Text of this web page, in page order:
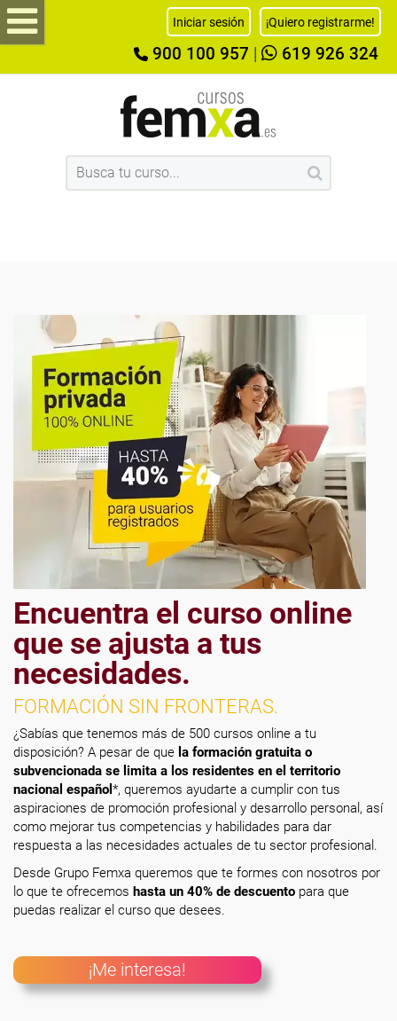
Iniciar sesión ¡Quiero registrarme!
900 100 957 619 926 324
Encuentra el curso online
que se ajusta a tus
necesidades.
FORMACIÓN SIN FRONTERAS.
¿Sabías que tenemos más de 500 cursos online a tu
disposición? A pesar de que la formación gratuita o
subvencionada se limita a los residentes en el territorio
nacional español *, queremos ayudarte a cumplir con tus
aspiraciones de promoción profesional y desarrollo personal, así
como mejorar tus competencias y habilidades para dar
respuesta a las necesidades actuales de tu sector profesional.
Desde Grupo Femxa queremos que te formes con nosotros por
lo que te ofrecemos hasta un 40% de descuento para que
puedas realizar el curso que desees.
¡Me interesa!